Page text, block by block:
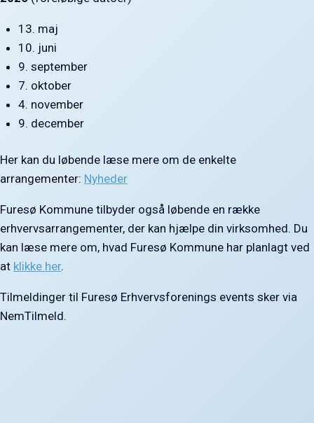
13. maj
10. juni
9. september
7. oktober
4. november
9. december
Her kan du løbende læse mere om de enkelte
arrangementer: Nyheder
Furesø Kommune tilbyder også løbende en række
erhvervsarrangementer, der kan hjælpe din virksomhed. Du
kan læse mere om, hvad Furesø Kommune har planlagt ved
at klikke her.
Tilmeldinger til Furesø Erhvervsforenings events sker via
NemTilmeld.